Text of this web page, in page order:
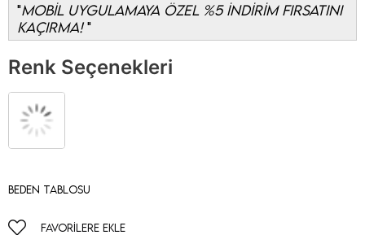
MOBİL UYGULAMAYA ÖZEL %5 İNDİRİM FIRSATINI
KAÇIRMA!
Renk Seçenekleri
Beden Tablosu
FAVORILERE EKLE